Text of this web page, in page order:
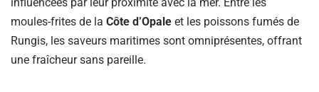
moules-frites de la Côte d’Opale et les poissons fumés de
Rungis, les saveurs maritimes sont omniprésentes, offrant
une fraîcheur sans pareille.